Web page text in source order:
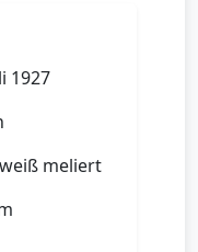
1927
meliert